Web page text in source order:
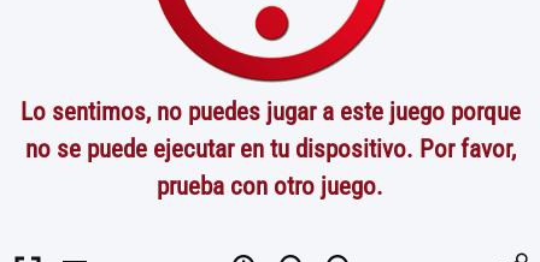
Lo sentimos, no puedes jugar a este juego porque
no se puede ejecutar en tu dispositivo. Por favor,
prueba con otro juego.